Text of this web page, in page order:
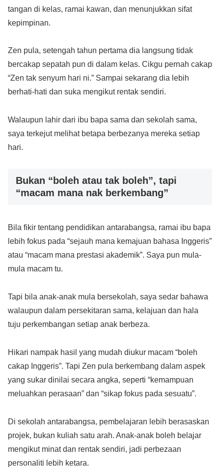
tangan di kelas, ramai kawan, dan menunjukkan sifat
kepimpinan.
Zen pula, setengah tahun pertama dia langsung tidak
bercakap sepatah pun di dalam kelas. Cikgu pernah cakap
“Zen tak senyum hari ni.” Sampai sekarang dia lebih
berhati-hati dan suka mengikut rentak sendiri.
Walaupun lahir dari ibu bapa sama dan sekolah sama,
saya terkejut melihat betapa berbezanya mereka setiap
hari.
Bukan “boleh atau tak boleh”, tapi
“macam mana nak berkembang”
Bila fikir tentang pendidikan antarabangsa, ramai ibu bapa
lebih fokus pada “sejauh mana kemajuan bahasa Inggeris”
atau “macam mana prestasi akademik”. Saya pun mula-
mula macam tu.
Tapi bila anak-anak mula bersekolah, saya sedar bahawa
walaupun dalam persekitaran sama, kelajuan dan hala
tuju perkembangan setiap anak berbeza.
Hikari nampak hasil yang mudah diukur macam “boleh
cakap Inggeris”. Tapi Zen pula berkembang dalam aspek
yang sukar dinilai secara angka, seperti “kemampuan
meluahkan perasaan” dan “sikap fokus pada sesuatu”.
Di sekolah antarabangsa, pembelajaran lebih berasaskan
projek, bukan kuliah satu arah. Anak-anak boleh belajar
mengikut minat dan rentak sendiri, jadi perbezaan
personaliti lebih ketara.